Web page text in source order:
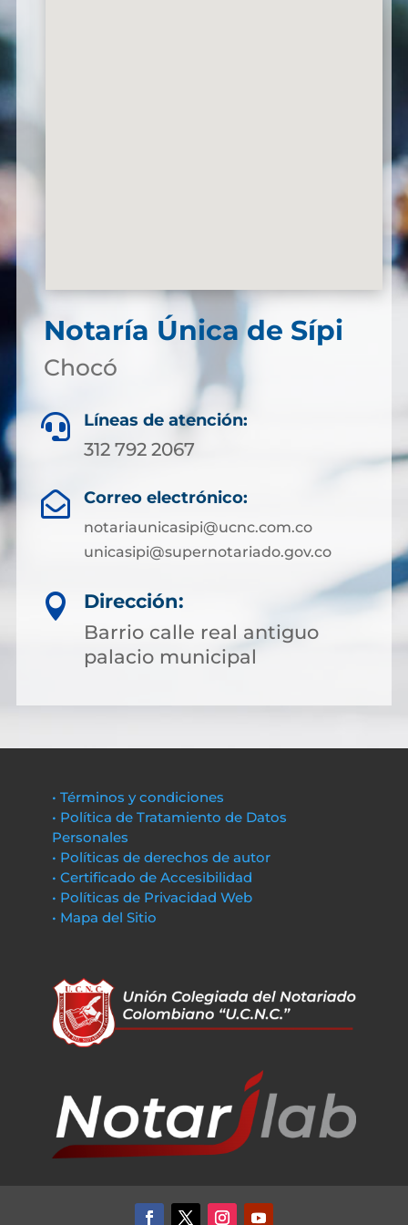
Notaría Única de Sípi
Chocó
 Líneas de atención:
312 792 2067
 Correo electrónico:
notariaunicasipi@ucnc.com.co
unicasipi@supernotariado.gov.co

Dirección:
Barrio calle real antiguo
palacio municipal
• Términos y condiciones
• Política de Tratamiento de Datos
Personales
• Políticas de derechos de autor
• Certificado de Accesibilidad
• Políticas de Privacidad Web
• Mapa del Sitio